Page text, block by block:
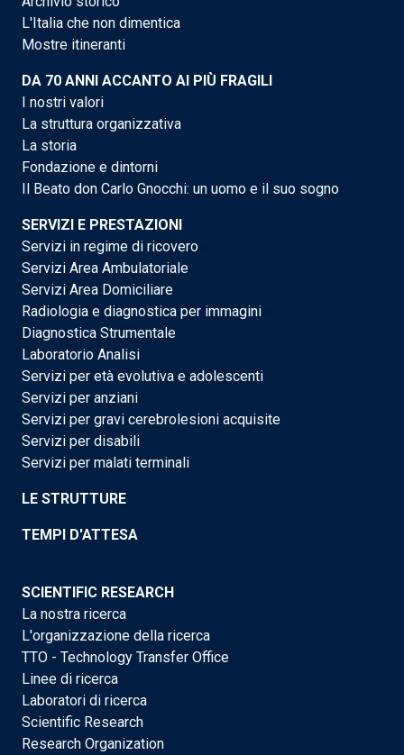
L'Italia che non dimentica
Mostre itineranti
DA 70 ANNI ACCANTO AI PIÙ FRAGILI
I nostri valori
La struttura organizzativa
La storia
Fondazione e dintorni
Il Beato don Carlo Gnocchi: un uomo e il suo sogno
SERVIZI E PRESTAZIONI
Servizi in regime di ricovero
Servizi Area Ambulatoriale
Servizi Area Domiciliare
Radiologia e diagnostica per immagini
Diagnostica Strumentale
Laboratorio Analisi
Servizi per età evolutiva e adolescenti
Servizi per anziani
Servizi per gravi cerebrolesioni acquisite
Servizi per disabili
Servizi per malati terminali
LE STRUTTURE
TEMPI D'ATTESA
SCIENTIFIC RESEARCH
La nostra ricerca
L'organizzazione della ricerca
TTO - Technology Transfer Office
Linee di ricerca
Laboratori di ricerca
Scientific Research
Research Organization